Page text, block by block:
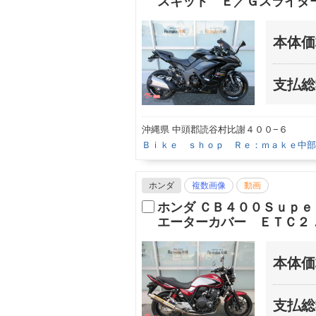
本体
支払
沖縄県 中頭郡読谷村比謝４００−６
Ｂｉｋｅ ｓｈｏｐ Ｒｅ：ｍａｋｅ中
ホンダ 複数画像 動画
ホンダ ＣＢ４００Ｓｕ
エーターカバー ＥＴＣ２
本体
支払